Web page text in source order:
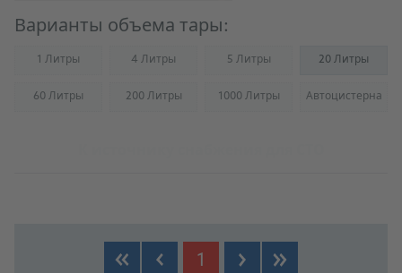
Варианты объема тары:
1 Литры(Not available) 4 Литры(Not available) 5 Литры(Not available) 20 Литры
60 Литры(Not available)200 Литры(Not available)1000 Литры(Not available)Автоцистерна
(Not
1